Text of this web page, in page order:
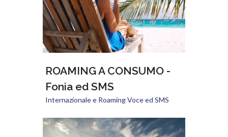
ROAMING A CONSUMO -
Fonia ed SMS
Internazionale e Roaming Voce ed SMS